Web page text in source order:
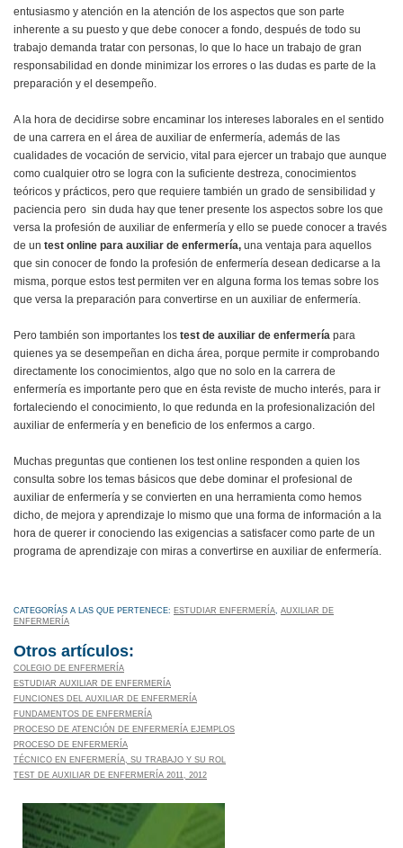
entusiasmo y atención en la atención de los aspectos que son parte
inherente a su puesto y que debe conocer a fondo, después de todo su
trabajo demanda tratar con personas, lo que lo hace un trabajo de gran
responsabilidad en donde minimizar los errores o las dudas es parte de la
preparación y el desempeño.
A la hora de decidirse sobre encaminar los intereses laborales en el sentido
de una carrera en el área de auxiliar de enfermería, además de las
cualidades de vocación de servicio, vital para ejercer un trabajo que aunque
como cualquier otro se logra con la suficiente destreza, conocimientos
teóricos y prácticos, pero que requiere también un grado de sensibilidad y
paciencia pero sin duda hay que tener presente los aspectos sobre los que
versa la profesión de auxiliar de enfermería y ello se puede conocer a través
de un test online para auxiliar de enfermería, una ventaja para aquellos
que sin conocer de fondo la profesión de enfermería desean dedicarse a la
misma, porque estos test permiten ver en alguna forma los temas sobre los
que versa la preparación para convertirse en un auxiliar de enfermería.
Pero también son importantes los test de auxiliar de enfermería para
quienes ya se desempeñan en dicha área, porque permite ir comprobando
directamente los conocimientos, algo que no solo en la carrera de
enfermería es importante pero que en ésta reviste de mucho interés, para ir
fortaleciendo el conocimiento, lo que redunda en la profesionalización del
auxiliar de enfermería y en beneficio de los enfermos a cargo.
Muchas preguntas que contienen los test online responden a quien los
consulta sobre los temas básicos que debe dominar el profesional de
auxiliar de enfermería y se convierten en una herramienta como hemos
dicho, de mejora y aprendizaje lo mismo que una forma de información a la
hora de querer ir conociendo las exigencias a satisfacer como parte de un
programa de aprendizaje con miras a convertirse en auxiliar de enfermería.
CATEGORÍAS A LAS QUE PERTENECE: ESTUDIAR ENFERMERÍA, AUXILIAR DE
ENFERMERÍA
Otros artículos:
COLEGIO DE ENFERMERÍA
ESTUDIAR AUXILIAR DE ENFERMERÍA
FUNCIONES DEL AUXILIAR DE ENFERMERÍA
FUNDAMENTOS DE ENFERMERÍA
PROCESO DE ATENCIÓN DE ENFERMERÍA EJEMPLOS
PROCESO DE ENFERMERÍA
TÉCNICO EN ENFERMERÍA, SU TRABAJO Y SU ROL
TEST DE AUXILIAR DE ENFERMERÍA 2011, 2012